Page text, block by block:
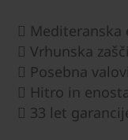
 Mediteranska
 Vrhunska
 Posebna
 Hitro in
 33 let